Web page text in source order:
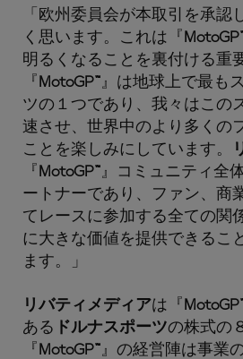
「欧州委員会が本取引を承認
く思います。これは『
明るくなることを裏付ける重
『 MotoGP™』は地球上で最も
ツの１つであり、我々はこの
速させ、世界中のより多くの
ことを楽しみにしています。
『 MotoGP™』コミュニティ全
ートナーであり、ファン、商
てレースに参加する全ての関
に大きな価値を提供できるこ
ます。」
リバティメディアは『
ある ドルナスポーツの株式の
『 MotoGP™』の経営陣は事業